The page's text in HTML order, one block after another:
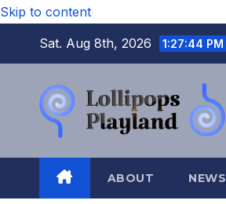
Skip to content
Sat. Aug 8th, 2026
1:27:45 PM
ABOUT NEWS